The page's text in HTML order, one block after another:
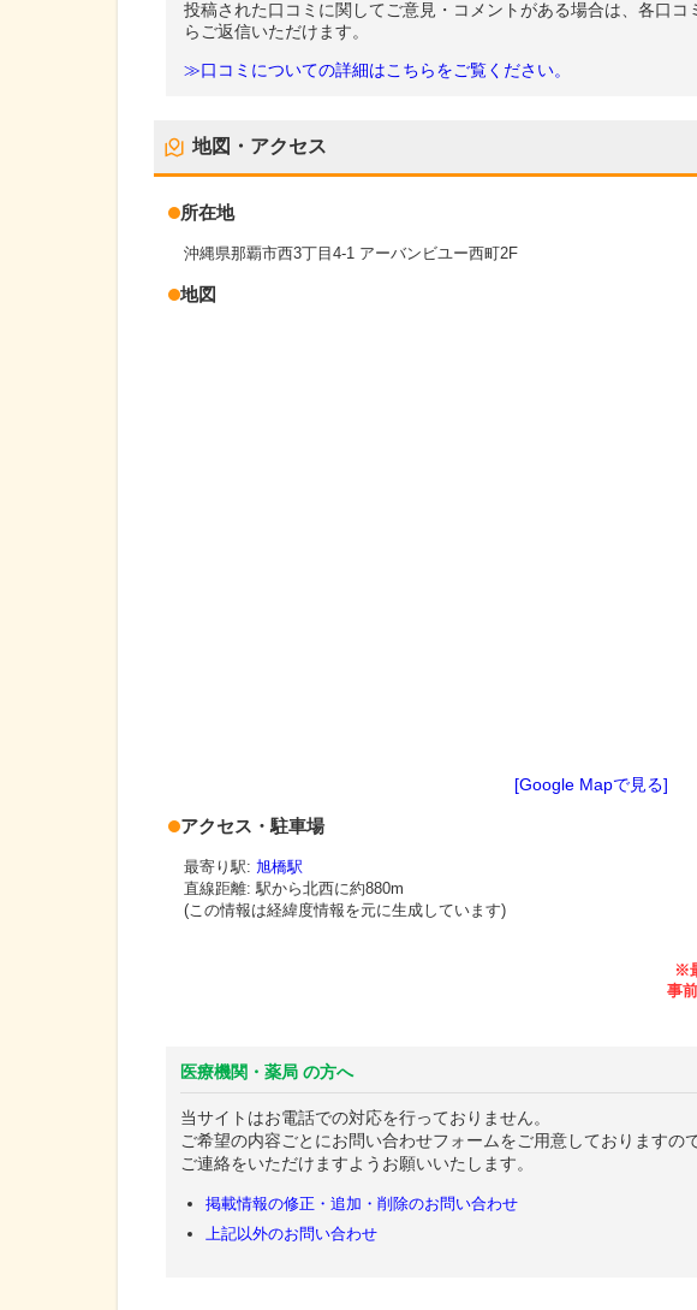
投稿された口コミに関してご意見・コメントがある場合は、各口
らご返信いただけます。
≫口コミについての詳細はこちらをご覧ください。
地図・アクセス
所在地
沖縄県那覇市西3丁目4-1 アーバンビユー西町2F
地図
[Google Mapで見る]
アクセス・駐車場
最寄り駅: 旭橋駅
直線距離: 駅から北西に約880m
(この情報は経緯度情報を元に生成しています)
医療機関・薬局 の方へ
当サイトはお電話での対応を行っておりません。
ご希望の内容ごとにお問い合わせフォームをご用意しておりますの
ご連絡をいただけますようお願いいたします。
掲載情報の修正・追加・削除のお問い合わせ
上記以外のお問い合わせ